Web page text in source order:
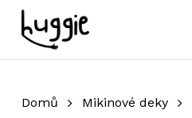
Skip
Košík
Domů Mikinové deky